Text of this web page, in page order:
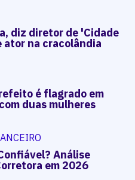
diz diretor de 'Cidade
ator na cracolândia
é flagrado em
duas mulheres
Análise
em 2026